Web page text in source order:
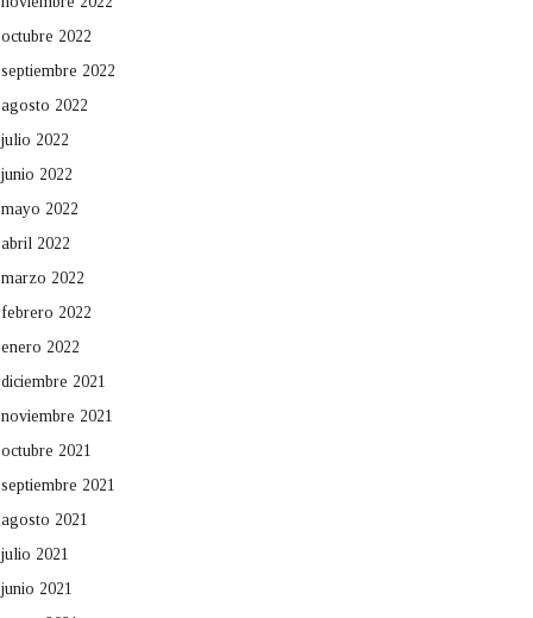
octubre 2022
septiembre 2022
agosto 2022
julio 2022
junio 2022
mayo 2022
abril 2022
marzo 2022
febrero 2022
enero 2022
diciembre 2021
noviembre 2021
octubre 2021
septiembre 2021
agosto 2021
julio 2021
junio 2021